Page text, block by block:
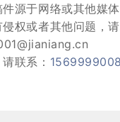
源于网络或其他媒
权或者其他问题，
联系：